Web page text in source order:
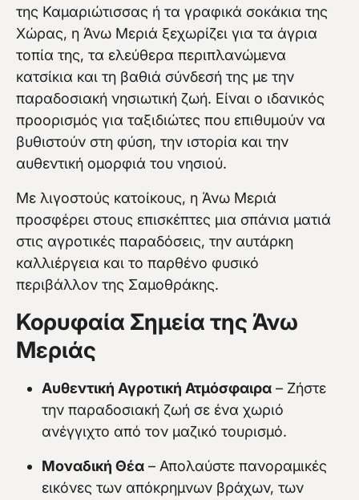
της Καμαριώτισσας ή τα γραφικά σοκάκια της
Χώρας, η Άνω Μεριά ξεχωρίζει για τα άγρια
τοπία της, τα ελεύθερα περιπλανώμενα
κατσίκια και τη βαθιά σύνδεσή της με την
παραδοσιακή νησιωτική ζωή. Είναι ο ιδανικός
προορισμός για ταξιδιώτες που επιθυμούν να
βυθιστούν στη φύση, την ιστορία και την
αυθεντική ομορφιά του νησιού.
Με λιγοστούς κατοίκους, η Άνω Μεριά
προσφέρει στους επισκέπτες μια σπάνια ματιά
στις αγροτικές παραδόσεις, την αυτάρκη
καλλιέργεια και το παρθένο φυσικό
περιβάλλον της Σαμοθράκης.
Κορυφαία Σημεία της Άνω
Μεριάς
Αυθεντική Αγροτική Ατμόσφαιρα – Ζήστε
την παραδοσιακή ζωή σε ένα χωριό
ανέγγιχτο από τον μαζικό τουρισμό.
Μοναδική Θέα – Απολαύστε πανοραμικές
εικόνες των απόκρημνων βράχων, των